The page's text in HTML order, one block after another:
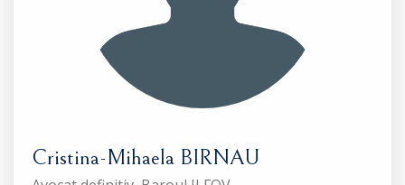
Cristina-Mihaela BIRNAU